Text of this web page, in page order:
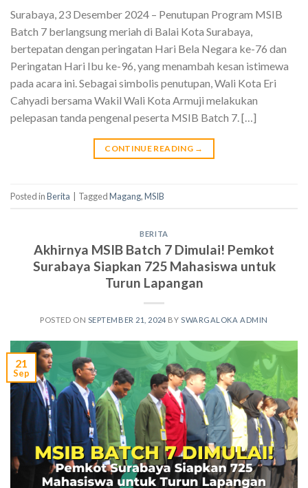
Surabaya, 23 Desember 2024 – Penutupan Program MSIB
Batch 7 berlangsung meriah di Balai Kota Surabaya,
bertepatan dengan peringatan Hari Bela Negara ke-76 dan
Peringatan Hari Ibu ke-96, yang menambah kesan istimewa
pada acara ini. Sebagai simbolis penutupan, Wali Kota Eri
Cahyadi bersama Wakil Wali Kota Armuji melakukan
pelepasan tanda pengenal peserta MSIB Batch 7. […]
CONTINUE READING →
Posted inBerita | TaggedMagang,MSIB
BERITA
Akhirnya MSIB Batch 7 Dimulai! Pemkot
Surabaya Siapkan 725 Mahasiswa untuk
Turun Lapangan
POSTED ON SEPTEMBER 21, 2024 BY SWARGALOKA ADMIN
21
Sep